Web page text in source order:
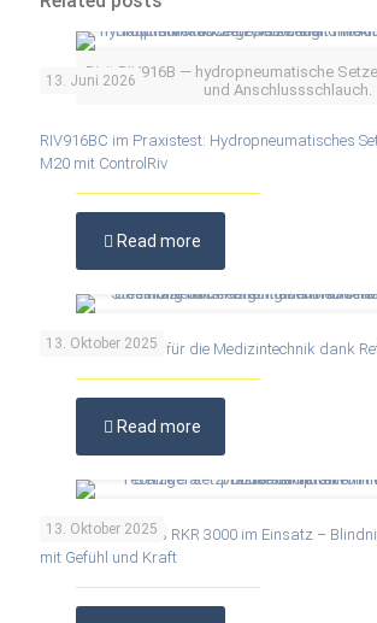
Rivit RIV916B — hydropneumatische
und Anschlussschlauch.
13. Juni 2026
RIV916BC im Praxistest: Hydropneumatisches
M20 mit ControlRiv
Read more
13. Oktober 2025
Höchste Präzision für die Medizintechnik dank
Read more
13. Oktober 2025
Praxisbericht: Das RKR 3000 im Einsatz –
mit Gefühl und Kraft